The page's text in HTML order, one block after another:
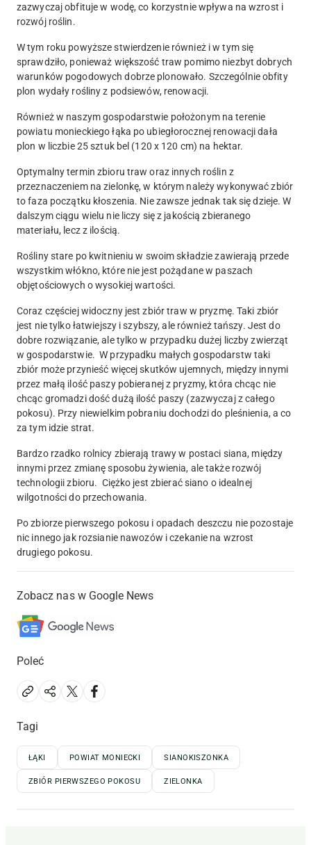
zazwyczaj obfituje w wodę, co korzystnie wpływa na wzrost i
rozwój roślin.
W tym roku powyższe stwierdzenie również i w tym się
sprawdziło, ponieważ większość traw pomimo niezbyt dobrych
warunków pogodowych dobrze plonowało. Szczególnie obfity
plon wydały rośliny z podsiewów, renowacji.
Również w naszym gospodarstwie położonym na terenie
powiatu monieckiego łąka po ubiegłorocznej renowacji dała
plon w liczbie 25 sztuk bel (120 x 120 cm) na hektar.
Optymalny termin zbioru traw oraz innych roślin z
przeznaczeniem na zielonkę, w którym należy wykonywać zbiór
to faza początku kłoszenia. Nie zawsze jednak tak się dzieje. W
dalszym ciągu wielu nie liczy się z jakością zbieranego
materiału, lecz z ilością.
Rośliny stare po kwitnieniu w swoim składzie zawierają przede
wszystkim włókno, które nie jest pożądane w paszach
objętościowych o wysokiej wartości.
Coraz częściej widoczny jest zbiór traw w pryzmę. Taki zbiór
jest nie tylko łatwiejszy i szybszy, ale również tańszy. Jest do
dobre rozwiązanie, ale tylko w przypadku dużej liczby zwierząt
w gospodarstwie. W przypadku małych gospodarstw taki
zbiór może przynieść więcej skutków ujemnych, między innymi
przez małą ilość paszy pobieranej z pryzmy, która chcąc nie
chcąc gromadzi dość dużą ilość paszy (zazwyczaj z całego
pokosu). Przy niewielkim pobraniu dochodzi do pleśnienia, a co
za tym idzie strat.
Bardzo rzadko rolnicy zbierają trawy w postaci siana, między
innymi przez zmianę sposobu żywienia, ale także rozwój
technologii zbioru. Ciężko jest zbierać siano o idealnej
wilgotności do przechowania.
Po zbiorze pierwszego pokosu i opadach deszczu nie pozostaje
nic innego jak rozsianie nawozów i czekanie na wzrost
drugiego pokosu.
Zobacz nas w Google News
Poleć
Tagi
ŁĄKI POWIAT MONIECKI SIANOKISZONKA
ZBIÓR PIERWSZEGO POKOSU ZIELONKA